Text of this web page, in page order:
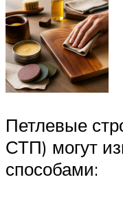
Петлевые
СТП) могут
способами: